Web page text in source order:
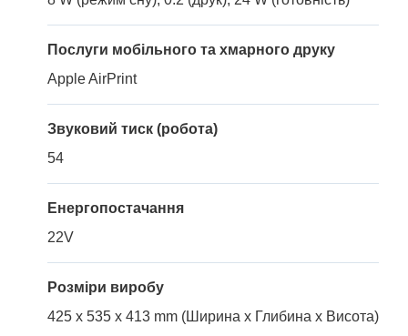
Послуги мобільного та хмарного друку
Apple AirPrint
Звуковий тиск (робота)
54
Енергопостачання
22V
Розміри виробу
425 x 535 x 413 mm (Ширина x Глибина x Висота)